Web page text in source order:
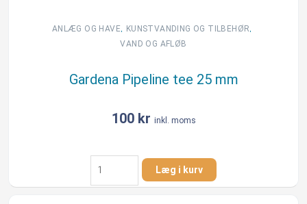
x
antal
ANLÆG OG HAVE, KUNSTVANDING OG TILBEHØR,
VAND OG AFLØB
Gardena Pipeline tee 25 mm
100 kr inkl. moms
Gardena
Pipeline
tee
Læg i kurv